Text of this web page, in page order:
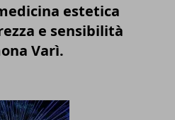
estetica
e sensibilità
Varì.